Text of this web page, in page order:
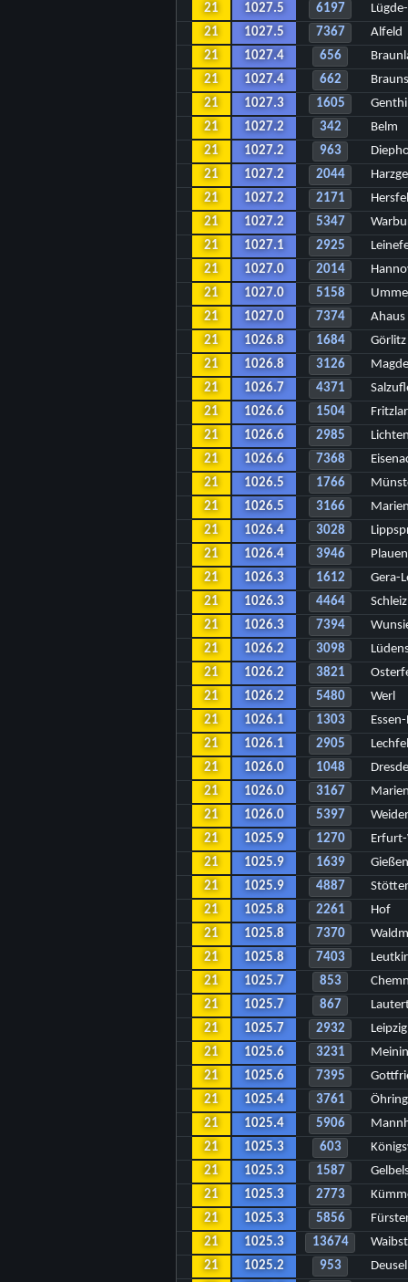
21
1027.5 6197
21
1027.5 7367
Alfeld
21
1027.4 656
21
1027.4 662
21
1027.3 1605
21
1027.2 342
Belm
21
1027.2 963
21
1027.2 2044
21
1027.2 2171
21
1027.2 5347
21
1027.1 2925
21
1027.0 2014
21
1027.0 5158
21
1027.0 7374
Ahaus
21
1026.8 1684
Görlitz
21
1026.8 3126
21
1026.7 4371
21
1026.6 1504
21
1026.6 2985
21
1026.6 7368
21
1026.5 1766
21
1026.5 3166
21
1026.4 3028
21
1026.4 3946
Plauen
21
1026.3 1612
Gera-
21
1026.3 4464
Schleiz
21
1026.3 7394
21
1026.2 3098
21
1026.2 3821
21
1026.2 5480
Werl
21
1026.1 1303
21
1026.1 2905
21
1026.0 1048
21
1026.0 3167
21
1026.0 5397
21
1025.9 1270
21
1025.9 1639
21
1025.9 4887
21
1025.8 2261
Hof
21
1025.8 7370
21
1025.8 7403
21
1025.7 853
21
1025.7 867
21
1025.7 2932
21
1025.6 3231
21
1025.6 7395
21
1025.4 3761
21
1025.4 5906
21
1025.3 603
21
1025.3 1587
21
1025.3 2773
21
1025.3 5856
21
1025.3 13674
21
1025.2 953